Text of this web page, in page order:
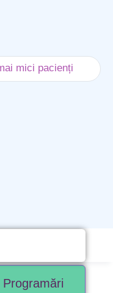
mici pacienți
Programări